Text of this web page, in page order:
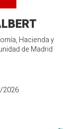
Hacienda y
de Madrid
2026